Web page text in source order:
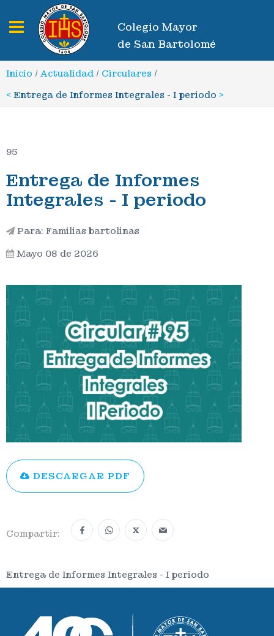
Toggle navigation
Colegio Mayor
de San Bartolomé
Inicio / Actualidad / Circulares /
< Entrega de Informes Integrales - I periodo >
95
Entrega de Informes
Integrales - I periodo
Para: Familias bartolinas
Mayo 08 de 2026
DESCARGAR PDF
Compartir: X
Entrega de Informes Integrales - I periodo